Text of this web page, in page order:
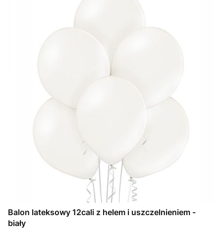
Balon lateksowy 12cali z helem i uszczelnieniem -
biały